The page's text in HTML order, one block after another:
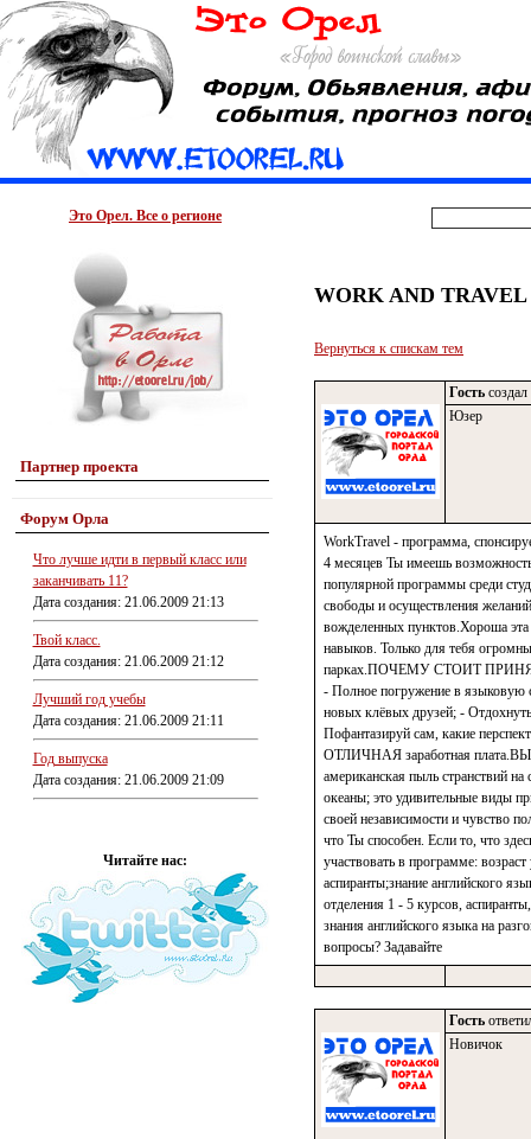
Это Орел. Все о регионе
Партнер проекта
Форум Орла
Что лучше идти в первый класс или
заканчивать 11?
Дата создания: 21.06.2009 21:13
Твой класс.
Дата создания: 21.06.2009 21:12
Лучший год учебы
Дата создания: 21.06.2009 21:11
Год выпуска
Дата создания: 21.06.2009 21:09
Читайте нас:
WORK AND TRAVEL
Вернуться к спискам тем
Гость
Юзер
WorkTravel - программа,
4 месяцев Ты имеешь
популярной программы среди
свободы и осуществления
вожделенных пунктов.Хороша эта
навыков. Только для тебя
парках.ПОЧЕМУ СТОИТ
- Полное погружение в языковую
новых клёвых друзей; -
Пофантазируй сам, какие
ОТЛИЧНАЯ заработная
американская пыль странствий
океаны; это удивительные виды
своей независимости и чувство
что Ты способен. Если то, что
участвовать в программе:
аспиранты;знание английского
отделения 1 - 5 курсов,
знания английского языка на
вопросы? Задавайте
Гость
Новичок